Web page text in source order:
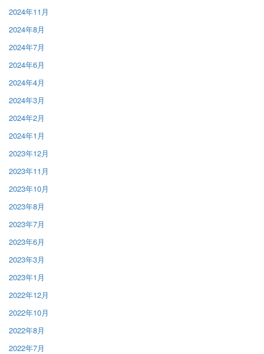
2024年11月
2024年8月
2024年7月
2024年6月
2024年4月
2024年3月
2024年2月
2024年1月
2023年12月
2023年11月
2023年10月
2023年8月
2023年7月
2023年6月
2023年3月
2023年1月
2022年12月
2022年10月
2022年8月
2022年7月